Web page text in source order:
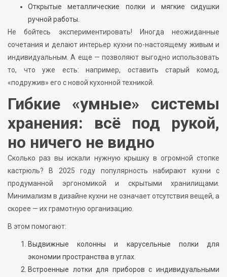
Открытые металлические полки и мягкие сидушки
ручной работы.
Не бойтесь экспериментировать! Иногда неожиданные
сочетания и делают интерьер кухни по-настоящему живым и
индивидуальным. А еще — позволяют выгодно использовать
то, что уже есть: например, оставить старый комод,
«подружив» его с новой кухонной техникой.
Гибкие «умные» системы
хранения: всё под рукой,
но ничего не видно
Сколько раз вы искали нужную крышку в огромной стопке
кастрюль? В 2025 году популярность набирают кухни с
продуманной эргономикой и скрытыми хранилищами.
Минимализм в дизайне кухни не означает отсутствия вещей, а
скорее — их грамотную организацию.
В этом помогают:
Выдвижные колонны и карусельные полки для
экономии пространства в углах.
Встроенные лотки для приборов с индивидуальными